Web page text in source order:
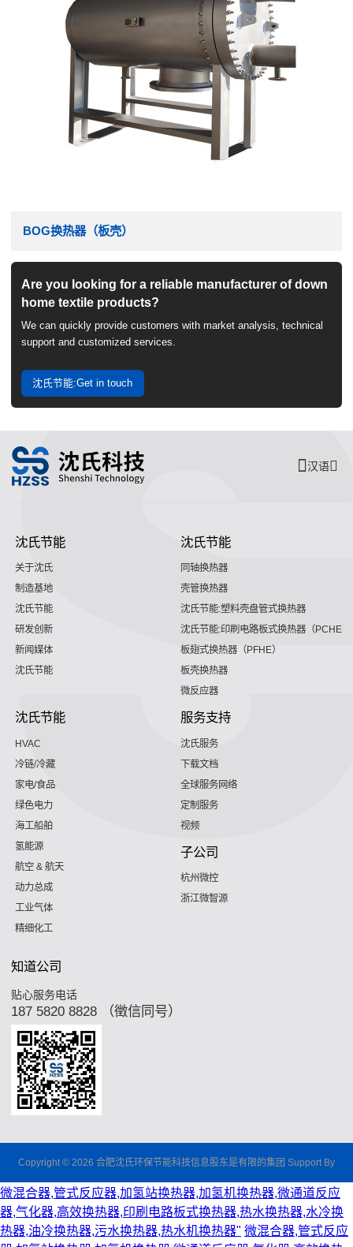
BOG换热器（板壳）
Are you looking for a reliable manufacturer of down
home textile products?
We can quickly provide customers with market analysis, technical
support and customized services.
沈氏节能:Get in touch
汉语
沈氏节能
关于沈氏
制造基地
沈氏节能
研发创新
新闻媒体
沈氏节能
沈氏节能
同轴换热器
壳管换热器
沈氏节能:塑料壳盘管式换热器
沈氏节能:印刷电路板式换热器（PCHE）
板翅式换热器（PFHE）
板壳换热器
微反应器
沈氏节能
HVAC
冷链/冷藏
家电/食品
绿色电力
海工船舶
氢能源
航空 & 航天
动力总成
工业气体
精细化工
服务支持
沈氏服务
下载文档
全球服务网络
定制服务
视频
子公司
杭州微控
浙江微智源
知道公司
贴心服务电话
187 5820 8828 （徵信同号）
Copyright © 2026 合肥沈氏环保节能科技信息股东是有限的集团 Support By
微混合器,管式反应器,加氢站换热器,加氢机换热器,微通道反应
器,气化器,高效换热器,印刷电路板式换热器,热水换热器,水冷换
热器,油冷换热器,污水换热器,热水机换热器" 微混合器,管式反应